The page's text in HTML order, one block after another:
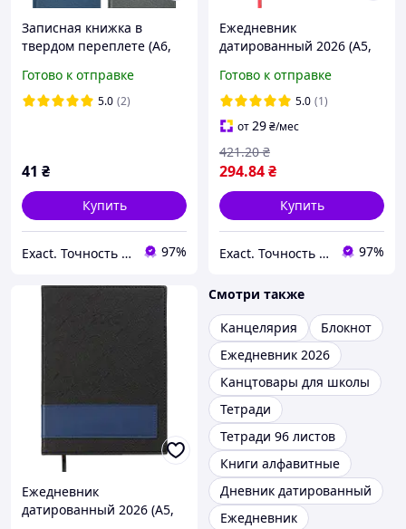
Записная книжка в
твердом переплете (А6,
ассортимент) Buromax
Armed Forces
Готово к отправке
5.0 (2)
41 ₴
Купить
Exact. Точность в работе. Свобода в творчестве. 97%
Ежедневник
датированный 2026 (A5,
красный) Buromax Vienna
BM.2111-05
Готово к отправке
5.0 (1)
от29₴/мес
294.84₴
421.20 ₴
Купить
Exact. Точность в работе. Свобода в творчестве. 97%
Ежедневник
датированный 2026 (A5,
Смотри также
Канцелярия
Блокнот
Ежедневник 2026
Канцтовары для школы
Тетради
Тетради 96 листов
Книги алфавитные
Дневник датированный
Ежедневник